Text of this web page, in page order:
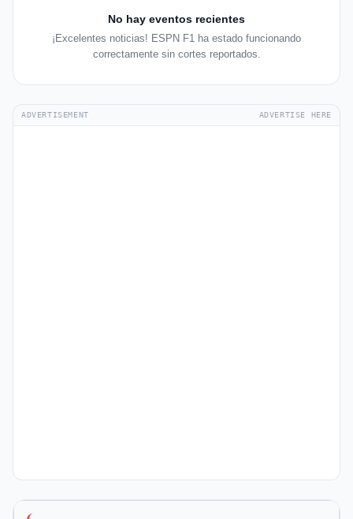
No hay eventos recientes
¡Excelentes noticias! ESPN F1 ha estado funcionando
correctamente sin cortes reportados.
ADVERTISEMENT ADVERTISE HERE